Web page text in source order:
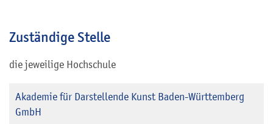
Zuständige Stelle
die jeweilige Hochschule
Akademie für Darstellende Kunst Baden-Württemberg
GmbH